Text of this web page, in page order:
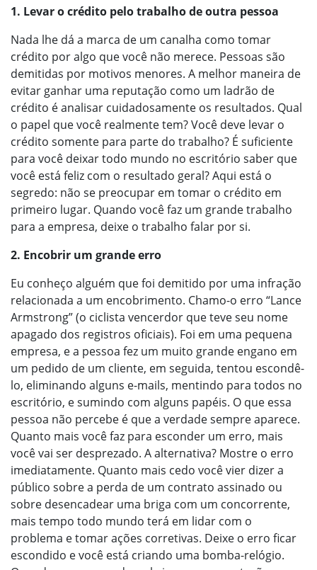
1. Levar o crédito pelo trabalho de outra pessoa
Nada lhe dá a marca de um canalha como tomar
crédito por algo que você não merece. Pessoas são
demitidas por motivos menores. A melhor maneira de
evitar ganhar uma reputação como um ladrão de
crédito é analisar cuidadosamente os resultados. Qual
o papel que você realmente tem? Você deve levar o
crédito somente para parte do trabalho? É suficiente
para você deixar todo mundo no escritório saber que
você está feliz com o resultado geral? Aqui está o
segredo: não se preocupar em tomar o crédito em
primeiro lugar. Quando você faz um grande trabalho
para a empresa, deixe o trabalho falar por si.
2. Encobrir um grande erro
Eu conheço alguém que foi demitido por uma infração
relacionada a um encobrimento. Chamo-o erro “Lance
Armstrong” (o ciclista vencerdor que teve seu nome
apagado dos registros oficiais). Foi em uma pequena
empresa, e a pessoa fez um muito grande engano em
um pedido de um cliente, em seguida, tentou escondê-
lo, eliminando alguns e-mails, mentindo para todos no
escritório, e sumindo com alguns papéis. O que essa
pessoa não percebe é que a verdade sempre aparece.
Quanto mais você faz para esconder um erro, mais
você vai ser desprezado. A alternativa? Mostre o erro
imediatamente. Quanto mais cedo você vier dizer a
público sobre a perda de um contrato assinado ou
sobre desencadear uma briga com um concorrente,
mais tempo todo mundo terá em lidar com o
problema e tomar ações corretivas. Deixe o erro ficar
escondido e você está criando uma bomba-relógio.